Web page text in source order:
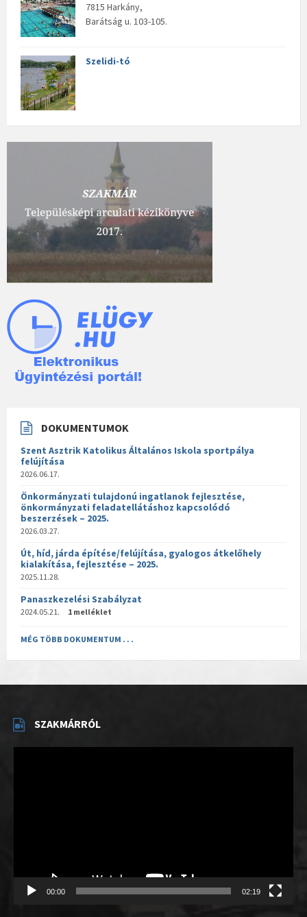
7815 Harkány,
Barátság u. 103-105.
Szelidi-tó
DOKUMENTUMOK
Szent Asztrik Katolikus Általános Iskola sportpálya
felújítása
2026.06.17.
Önkormányzati tulajdonú ingatlanok fejlesztése,
önkormányzati feladatellátáshoz kapcsolódó
beszerzések – 2025.
2026.03.27.
Út, híd, járda építése/felújítása, gyalogos átkelőhely
kialakítása, fejlesztése – 2025.
2025.11.28.
Panaszkezelési Szabályzat
2024.05.21. 1 melléklet
MÉG TÖBB DOKUMENTUM . . .
SZAKMÁRRÓL
00:00 02:19